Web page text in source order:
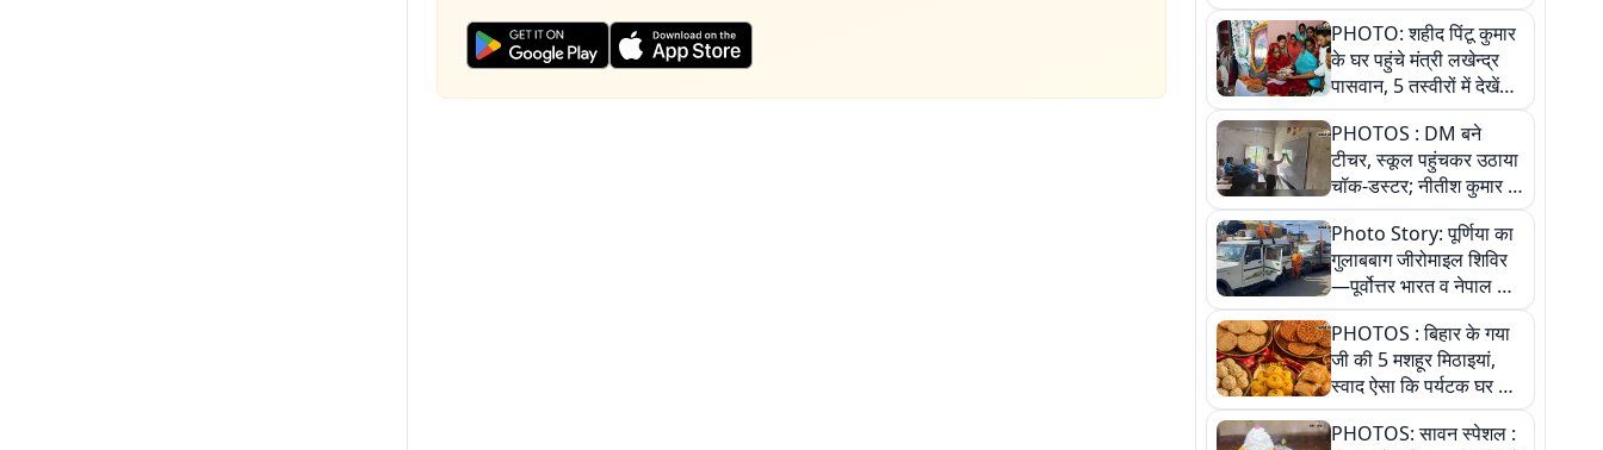
PHOTO: शहीद पिंटू कुमार
के घर पहुंचे मंत्री लखेन्द्र
पासवान, 5 तस्वीरों में देखें
उस भावुक पल की पूरी
कहानी
PHOTOS : DM बने
टीचर, स्कूल पहुंचकर उठाया
चॉक-डस्टर; नीतीश कुमार के
इस चहेते अधिकारी को
जानिए
Photo Story: पूर्णिया का
गुलाबबाग जीरोमाइल शिविर
—पूर्वोत्तर भारत व नेपाल के
कांवरियों का प्रमुख सेवा धाम
PHOTOS : बिहार के गया
जी की 5 मशहूर मिठाइयां,
स्वाद ऐसा कि पर्यटक घर ले
जाना नहीं भूलते, तस्वीरों में
देखें
PHOTOS: सावन स्पेशल :